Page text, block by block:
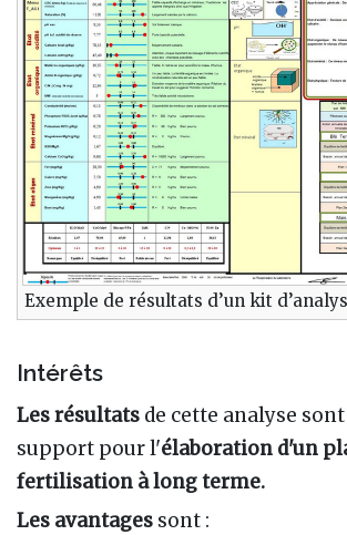
Exemple de résultats d’un kit
Intérêts
Les résultats de cette analyse
support pour l'élaboration d'un
fertilisation à long terme.
Les avantages sont :